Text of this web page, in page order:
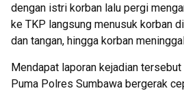
dengan istri korban lalu pergi
ke TKP langsung menusuk korban
dan tangan, hingga korban
Mendapat laporan kejadian
Puma Polres Sumbawa bergerak